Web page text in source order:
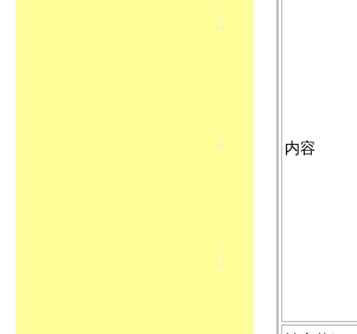
内容